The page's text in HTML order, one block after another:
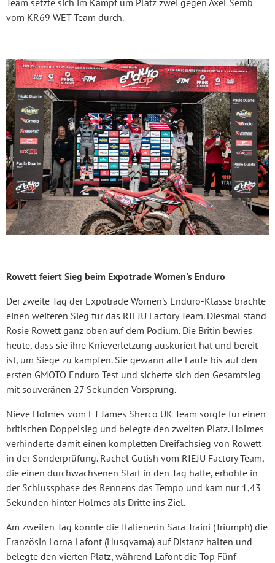
Team setzte sich im Kampf um Platz zwei gegen Axel Semb
vom KR69 WET Team durch.
Rowett feiert Sieg beim Expotrade Women's Enduro
Der zweite Tag der Expotrade Women's Enduro-Klasse brachte
einen weiteren Sieg für das RIEJU Factory Team. Diesmal stand
Rosie Rowett ganz oben auf dem Podium. Die Britin bewies
heute, dass sie ihre Knieverletzung auskuriert hat und bereit
ist, um Siege zu kämpfen. Sie gewann alle Läufe bis auf den
ersten GMOTO Enduro Test und sicherte sich den Gesamtsieg
mit souveränen 27 Sekunden Vorsprung.
Nieve Holmes vom ET James Sherco UK Team sorgte für einen
britischen Doppelsieg und belegte den zweiten Platz. Holmes
verhinderte damit einen kompletten Dreifachsieg von Rowett
in der Sonderprüfung. Rachel Gutish vom RIEJU Factory Team,
die einen durchwachsenen Start in den Tag hatte, erhöhte in
der Schlussphase des Rennens das Tempo und kam nur 1,43
Sekunden hinter Holmes als Dritte ins Ziel.
Am zweiten Tag konnte die Italienerin Sara Traini (Triumph) die
Französin Lorna Lafont (Husqvarna) auf Distanz halten und
belegte den vierten Platz, während Lafont die Top Fünf